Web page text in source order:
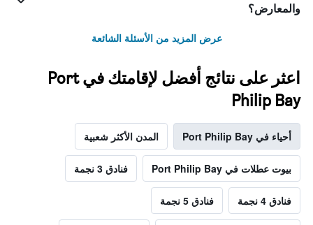
والمعارض؟
عرض المزيد من الأسئلة الشائعة
اعثر على نتائج أفضل لإقامتك في Port
Philip Bay
أحياء في Port Philip Bay المدن الأكثر شعبية
بيوت عطلات في Port Philip Bay فنادق 3 نجمة
فنادق 4 نجمة فنادق 5 نجمة